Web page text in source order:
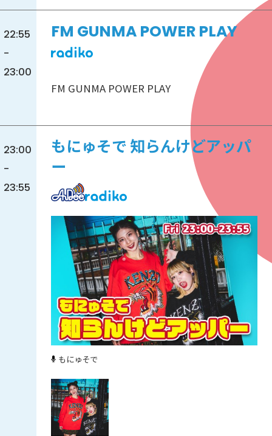
22:55
-
23:00
FM GUNMA POWER PLAY
FM GUNMA POWER PLAY
23:00
-
23:55
もにゅそで 知らんけどアッパ
ー
もにゅそで